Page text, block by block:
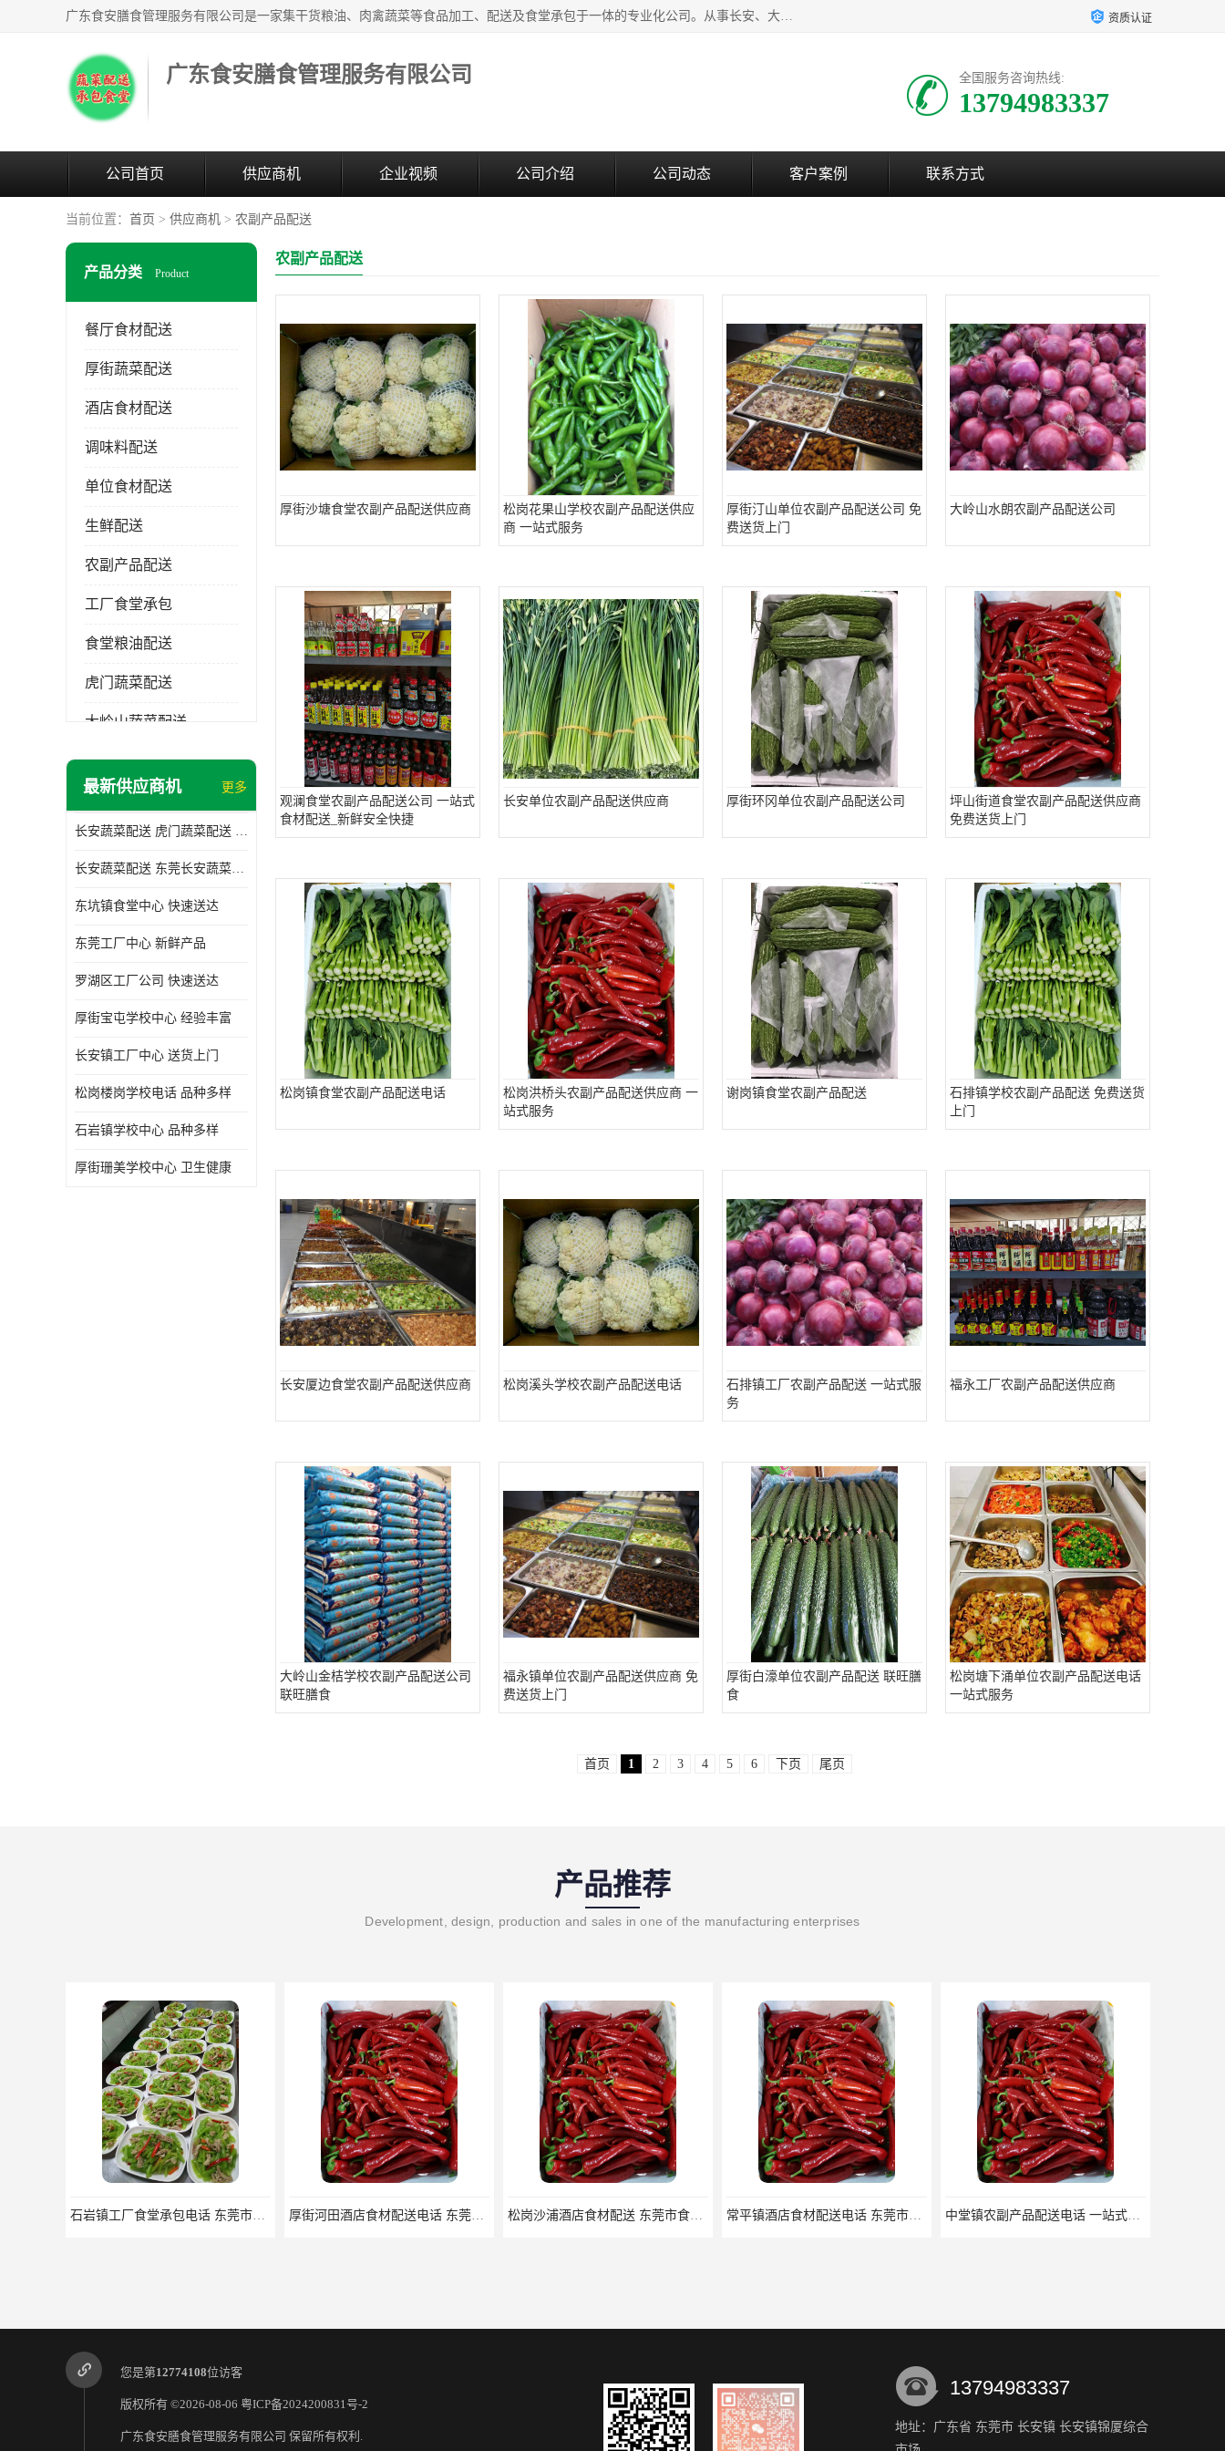
广东食安膳食管理服务有限公司是一家集干货粮油、肉禽蔬菜等食品加工、配送及食堂承包于一体的专业化公司。从事长安、大朗、大岭山、厚街、虎门等地区的蔬菜配送服务。 专业的服务队伍，以及完善的服务机制，经过多年的努力拼搏，赢得了广大客户的信赖和支持。 资质认证
广东食安膳食管理服务有限公司 全国服务咨询热线:
13794983337
公司首页 供应商机 企业视频 公司介绍 公司动态 客户案例 联系方式
当前位置： 首页 > 供应商机 > 农副产品配送
产品分类 Product
餐厅食材配送
厚街蔬菜配送
酒店食材配送
调味料配送
单位食材配送
生鲜配送
农副产品配送
工厂食堂承包
食堂粮油配送
虎门蔬菜配送
大岭山蔬菜配送
长安蔬菜配送
最新供应商机 更多
长安蔬菜配送 虎门蔬菜配送 厚街蔬菜配送 大朗蔬菜配送
长安蔬菜配送 东莞长安蔬菜配送哪家好
东坑镇食堂中心 快速送达
东莞工厂中心 新鲜产品
罗湖区工厂公司 快速送达
厚街宝屯学校中心 经验丰富
长安镇工厂中心 送货上门
松岗楼岗学校电话 品种多样
石岩镇学校中心 品种多样
厚街珊美学校中心 卫生健康
农副产品配送
厚街沙塘食堂农副产品配送供应商
松岗花果山学校农副产品配送供应
商 一站式服务
厚街汀山单位农副产品配送公司 免
费送货上门
大岭山水朗农副产品配送公司
观澜食堂农副产品配送公司 一站式
食材配送_新鲜安全快捷
长安单位农副产品配送供应商 厚街环冈单位农副产品配送公司
坪山街道食堂农副产品配送供应商
免费送货上门
松岗镇食堂农副产品配送电话
松岗洪桥头农副产品配送供应商 一
站式服务
谢岗镇食堂农副产品配送
石排镇学校农副产品配送 免费送货
上门
长安厦边食堂农副产品配送供应商 松岗溪头学校农副产品配送电话
石排镇工厂农副产品配送 一站式服
务
福永工厂农副产品配送供应商
大岭山金桔学校农副产品配送公司
联旺膳食
福永镇单位农副产品配送供应商 免
费送货上门
厚街白濠单位农副产品配送 联旺膳
食
松岗塘下涌单位农副产品配送电话
一站式服务
首页 1 2 3 4 5 6 下页 尾页
产品推荐
Development, design, production and sales in one of the manufacturing enterprises
石岩镇工厂食堂承包电话 东莞市食安膳食管理服务有限公司 厚街河田酒店食材配送电话 东莞市食安膳食管理服务有限公司 松岗沙浦酒店食材配送 东莞市食安膳食管理服务有限公司 常平镇酒店食材配送电话 东莞市食安膳食管理服务有限公司 中堂镇农副产品配送电话 一站式食材配送_新鲜安全快捷
您是第12774108位访客
版权所有 ©2026-08-06 粤ICP备2024200831号-2
广东食安膳食管理服务有限公司 保留所有权利.
13794983337
地址：广东省 东莞市 长安镇 长安镇锦厦综合